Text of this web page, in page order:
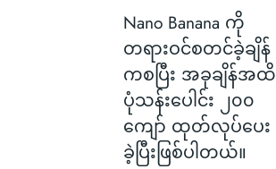
Nano Banana ကို
တရားဝင်စတင်ခဲ့ချိန်
ကစပြီး အခုချိန်အထိ
ပုံသန်းပေါင်း ၂၀၀
ကျော် ထုတ်လုပ်ပေး
ခဲ့ပြီးဖြစ်ပါတယ်။